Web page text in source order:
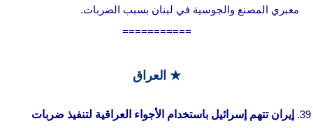
معبري المصنع والجوسية في لبنان بسبب الضربات.
===========
★ العراق
إيران تتهم إسرائيل باستخدام الأجواء العراقية لتنفيذ ضربات